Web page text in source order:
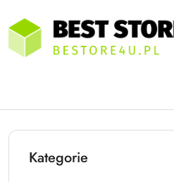
Przejdź do treści głównej
Przejdź do wyszukiwarki
Przejdź do moje konto
Przejdź do menu głównego
Przejdź do stopki
Kategorie